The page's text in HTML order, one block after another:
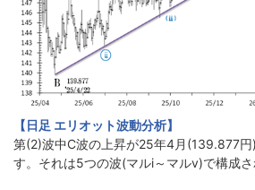
【日足 エリオット波動分析】
第(2)波中C波の上昇が25年4月(139.877円
す。それは5つの波(マルi～マルv)で構成さ